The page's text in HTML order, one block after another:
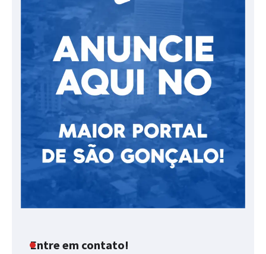
Entre em contato!